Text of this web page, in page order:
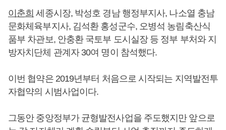
이춘희 세종시장, 박성호 경남 행정부지사, 나소열 충남
문화체육부지사, 김석환 홍성군수, 오병석 농림축산식
품부 차관보, 안충환 국토부 도시실장 등 정부 부처와 지
방자치단체 관계자 30여 명이 참석했다.
이번 협약은 2019년부터 처음으로 시작되는 지역발전투
자협약의 시범사업이다.
그동안 중앙정부가 균형발전사업을 주도했지만 앞으로